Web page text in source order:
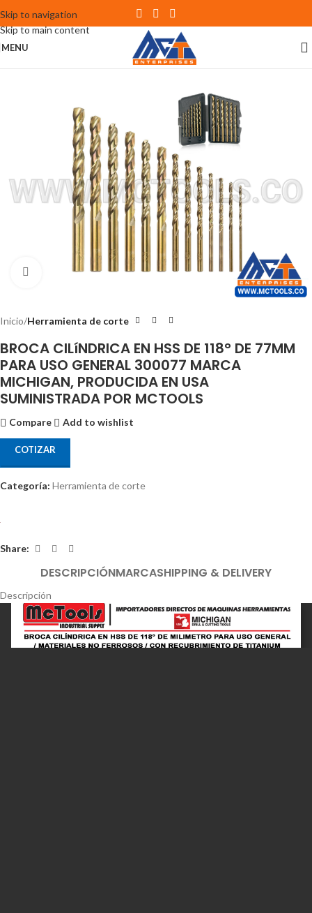
Skip to navigation
Skip to main content
MENU
Click to enlarge
Inicio Herramienta de corte
BROCA CILíNDRICA EN HSS DE 118° DE 77MM
PARA USO GENERAL 300077 MARCA
MICHIGAN, PRODUCIDA EN USA
SUMINISTRADA POR MCTOOLS
Compare Add to wishlist
COTIZAR
Categoría: Herramienta de corte
Share:
DESCRIPCIÓNMARCASHIPPING & DELIVERY
Descripción